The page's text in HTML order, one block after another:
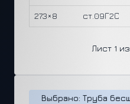
273×8 ст.09Г2С
Лист 1
Выбрано: Труба